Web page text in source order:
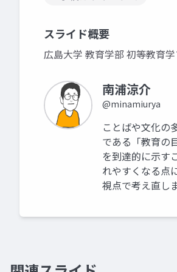
スライド概要
広島大学 教育学部 初等教育
南浦涼介
@minamiurya
ことばや文化の
である「教育の
を到達的に示す
れやすくなる点
視点で考え直しま